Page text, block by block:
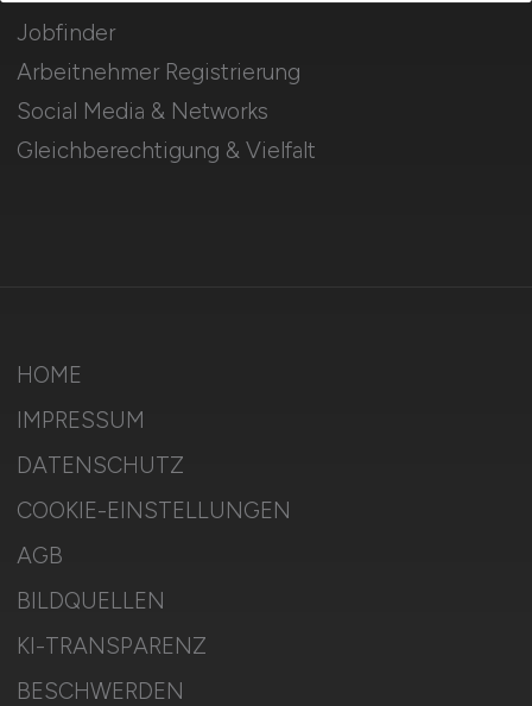
Jobfinder
Arbeitnehmer Registrierung
Social Media & Networks
Gleichberechtigung & Vielfalt
HOME
IMPRESSUM
DATENSCHUTZ
COOKIE-EINSTELLUNGEN
AGB
BILDQUELLEN
KI-TRANSPARENZ
BESCHWERDEN